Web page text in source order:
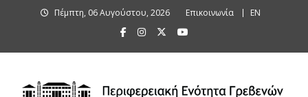
Πέμπτη, 06 Αυγούστου, 2026 Επικοινωνία ΕΝ